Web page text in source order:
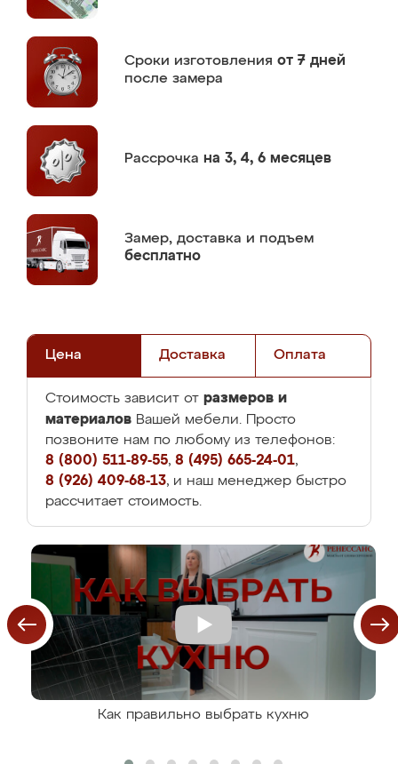
Сроки изготовления от 7 дней
после замера
Рассрочка на 3, 4, 6 месяцев
Замер, доставка и подъем
бесплатно
Цена Доставка Оплата
Стоимость зависит от размеров и
материалов Вашей мебели. Просто
позвоните нам по любому из телефонов:
8 (800) 511-89-55, 8 (495) 665-24-01,
8 (926) 409-68-13, и наш менеджер быстро
рассчитает стоимость.
Как правильно выбрать кухню